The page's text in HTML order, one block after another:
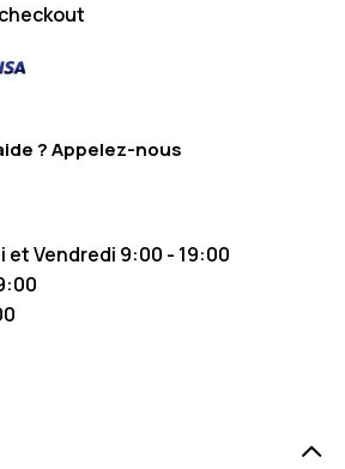
? Appelez-nous
et Vendredi 9:00 - 19:00